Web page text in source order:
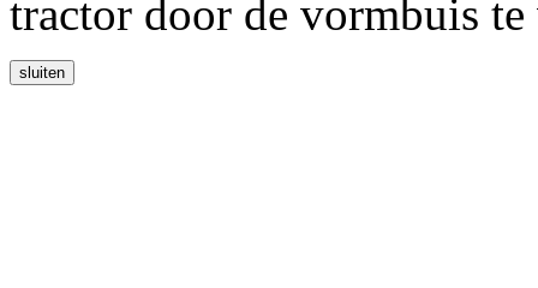
tractor door de vormbuis
sluiten